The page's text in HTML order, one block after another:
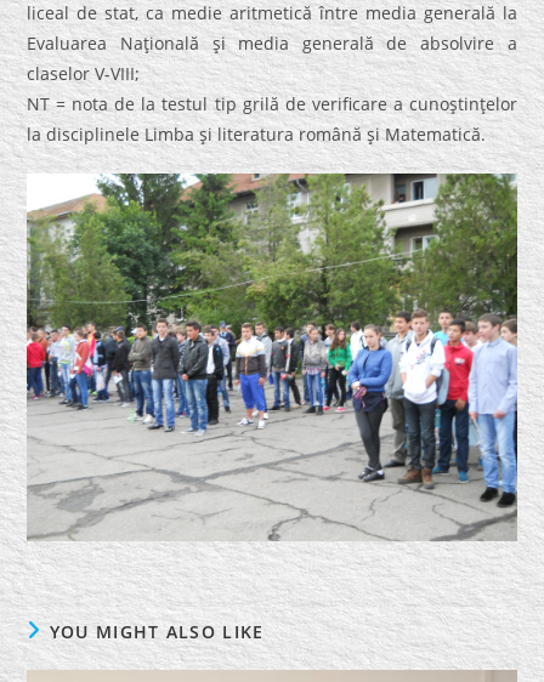
liceal de stat, ca medie aritmetică între media generală la
Evaluarea Naţională şi media generală de absolvire a
claselor V-VIII;
NT = nota de la testul tip grilă de verificare a cunoştinţelor
la disciplinele Limba şi literatura română şi Matematică.
YOU MIGHT ALSO LIKE